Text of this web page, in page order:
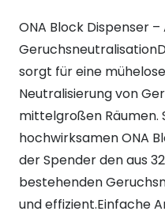
ONA Block Dispenser
sorgt für eine
Neutralisierung von
mittelgroßen Räumen.
hochwirksamen ONA
der Spender den aus
bestehenden
und effizient.Einfache